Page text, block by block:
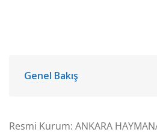
Genel Bakış
Resmi Kurum: ANKARA